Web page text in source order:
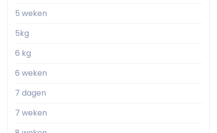
5 weken
5kg
6 kg
6 weken
7 dagen
7 weken